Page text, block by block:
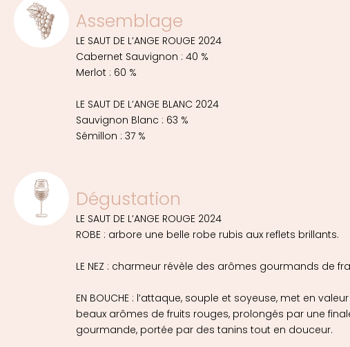
Assemblage
LE SAUT DE L’ANGE ROUGE 2024
Cabernet Sauvignon : 40 %
Merlot : 60 %
LE SAUT DE L’ANGE BLANC 2024
Sauvignon Blanc : 63 %
Sémillon : 37 %
Dégustation
LE SAUT DE L’ANGE ROUGE 2024
ROBE : arbore une belle robe rubis aux reflets brillants.
LE NEZ : charmeur révèle des arômes gourmands de
EN BOUCHE : l’attaque, souple et soyeuse, met en
beaux arômes de fruits rouges, prolongés par une
gourmande, portée par des tanins tout en douceur.